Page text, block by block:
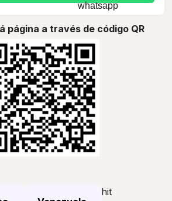
página a través de código QR
hit